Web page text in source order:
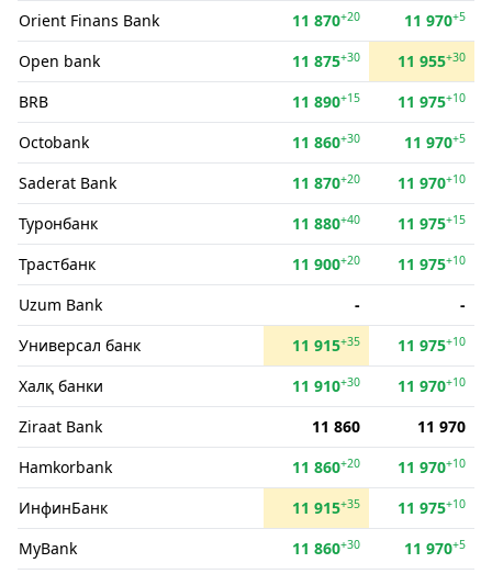
Orient Finans Bank 11 870+20 11 970+5
Open bank 11 875+30 11 955+30
BRB 11 890+15 11 975+10
Octobank 11 860+30 11 970+5
Saderat Bank 11 870+20 11 970+10
Туронбанк 11 880+40 11 975+15
Трастбанк 11 900+20 11 975+10
Uzum Bank -
-
Универсал банк
11 915+35 11 975+10
Халқ банки 11 910+30 11 970+10
Ziraat Bank 11 860
11 970
Hamkorbank
11 860+20 11 970+10
ИнфинБанк 11 915+35 11 975+10
MyBank 11 860+30 11 970+5